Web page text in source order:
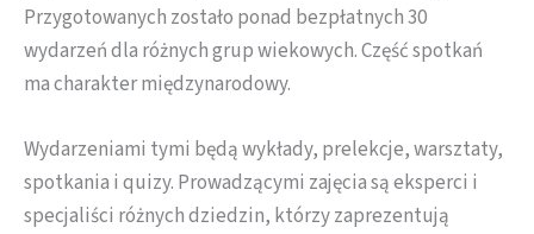
Przygotowanych zostało ponad bezpłatnych 30
wydarzeń dla różnych grup wiekowych. Część spotkań
ma charakter międzynarodowy.
Wydarzeniami tymi będą wykłady, prelekcje, warsztaty,
spotkania i quizy. Prowadzącymi zajęcia są eksperci i
specjaliści różnych dziedzin, którzy zaprezentują